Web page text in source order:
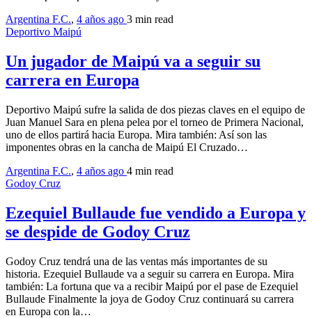
Argentina F.C., 4 años ago 3 min read
Deportivo Maipú
Un jugador de Maipú va a seguir su
carrera en Europa
Deportivo Maipú sufre la salida de dos piezas claves en el equipo de
Juan Manuel Sara en plena pelea por el torneo de Primera Nacional,
uno de ellos partirá hacia Europa. Mira también: Así son las
imponentes obras en la cancha de Maipú El Cruzado…
Argentina F.C., 4 años ago 4 min read
Godoy Cruz
Ezequiel Bullaude fue vendido a Europa y
se despide de Godoy Cruz
Godoy Cruz tendrá una de las ventas más importantes de su
historia. Ezequiel Bullaude va a seguir su carrera en Europa. Mira
también: La fortuna que va a recibir Maipú por el pase de Ezequiel
Bullaude Finalmente la joya de Godoy Cruz continuará su carrera
en Europa con la…